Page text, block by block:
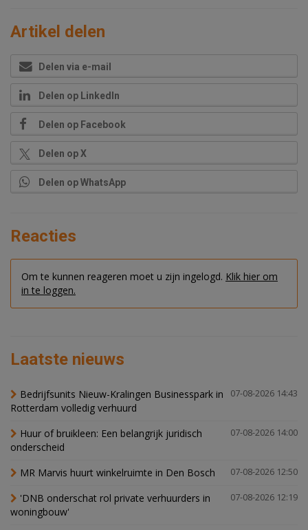
Artikel delen
Delen via e-mail
Delen op LinkedIn
Delen op Facebook
Delen op X
Delen op WhatsApp
Reacties
Om te kunnen reageren moet u zijn ingelogd. Klik hier om
in te loggen.
Laatste nieuws
07-08-2026 14:43
Bedrijfsunits Nieuw-Kralingen Businesspark in
Rotterdam volledig verhuurd
07-08-2026 14:00
Huur of bruikleen: Een belangrijk juridisch
onderscheid
07-08-2026 12:50
MR Marvis huurt winkelruimte in Den Bosch
07-08-2026 12:19
'DNB onderschat rol private verhuurders in
woningbouw'